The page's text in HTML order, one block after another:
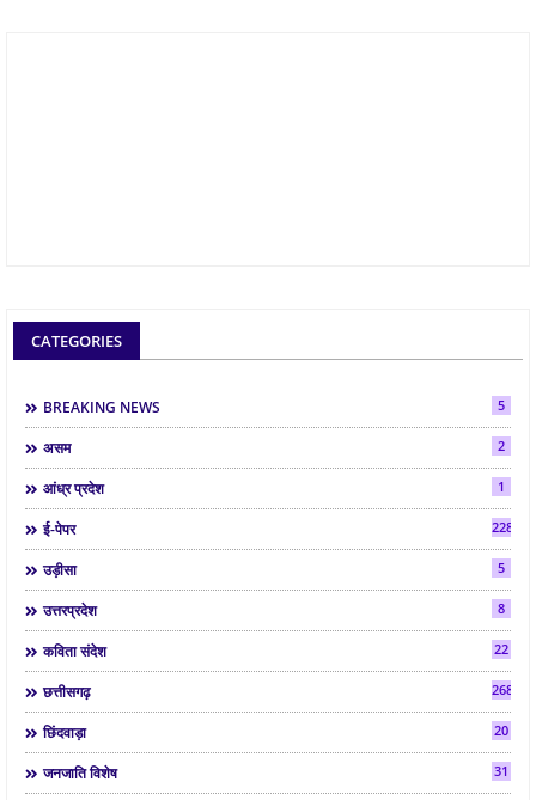
CATEGORIES
BREAKING NEWS 5
असम 2
आंध्र प्रदेश 1
ई-पेपर 2286
उड़ीसा 5
उत्तरप्रदेश 8
कविता संदेश 22
छत्तीसगढ़ 268
छिंदवाड़ा 20
जनजाति विशेष 31